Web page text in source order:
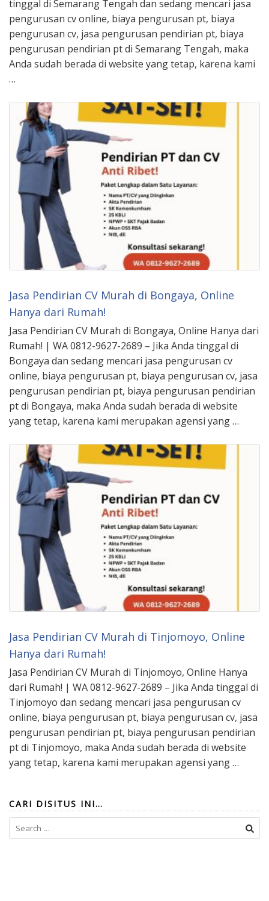
tinggal di Semarang Tengah dan sedang mencari jasa
pengurusan cv online, biaya pengurusan pt, biaya
pengurusan cv, jasa pengurusan pendirian pt, biaya
pengurusan pendirian pt di Semarang Tengah, maka
Anda sudah berada di website yang tetap, karena kami
…
Jasa Pendirian CV Murah di Bongaya, Online
Hanya dari Rumah!
Jasa Pendirian CV Murah di Bongaya, Online Hanya dari
Rumah! | WA 0812-9627-2689 – Jika Anda tinggal di
Bongaya dan sedang mencari jasa pengurusan cv
online, biaya pengurusan pt, biaya pengurusan cv, jasa
pengurusan pendirian pt, biaya pengurusan pendirian
pt di Bongaya, maka Anda sudah berada di website
yang tetap, karena kami merupakan agensi yang …
Jasa Pendirian CV Murah di Tinjomoyo, Online
Hanya dari Rumah!
Jasa Pendirian CV Murah di Tinjomoyo, Online Hanya
dari Rumah! | WA 0812-9627-2689 – Jika Anda tinggal di
Tinjomoyo dan sedang mencari jasa pengurusan cv
online, biaya pengurusan pt, biaya pengurusan cv, jasa
pengurusan pendirian pt, biaya pengurusan pendirian
pt di Tinjomoyo, maka Anda sudah berada di website
yang tetap, karena kami merupakan agensi yang …
CARI DISITUS INI…
Search
for: